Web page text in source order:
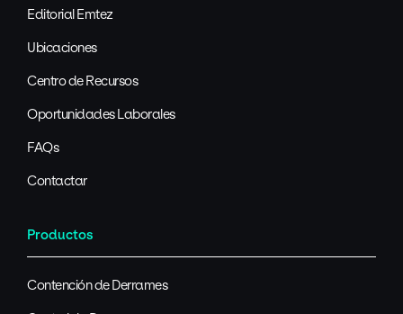
Editorial Emtez
Ubicaciones
Centro de Recursos
Oportunidades Laborales
FAQs
Contactar
Productos
Contención de Derrames